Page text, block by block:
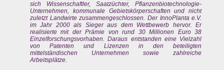
sich Wissenschaftler, Saatzüchter, Pflanzenbiotechnologie-
Unternehmen, kommunale Gebietskörperschaften und nicht
zuletzt Landwirte zusammengeschlossen. Der InnoPlanta e.V.
im Jahr 2000 als Sieger aus dem Wettbewerb hervor. Er
realisierte mit der Prämie von rund 30 Millionen Euro 38
Einzelforschungsvorhaben. Daraus entstanden eine Vielzahl
von Patenten und Lizenzen in den beteiligten
mittelständischen Unternehmen sowie zahlreiche
Arbeitsplätze.